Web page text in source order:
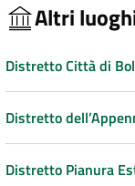
Altri
Distretto Città di
Distretto
Distretto Pianura